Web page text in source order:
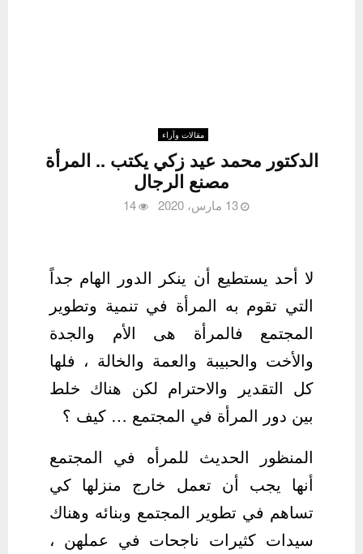
مقالات وآراء
الدكتور محمد عيد زكي يكتب .. المرأة
مصنع الرجال
13 مارس، 2020 14
لا أحد يستطيع أن ينكر الدور الهام جداً
التي تقوم به المرأة في تنمية وتطوير
المجتمع فالمرأة هى الأم والجدة
والأخت والحبيبة والعمة والخالة ، فلها
كل التقدير والاحترام لكن هناك خلط
بين دور المرأة في المجتمع … كيف ؟
المنظور الحديث للمرأه في المجتمع
أنها يجب أن تعمل خارج منزلها كي
تساهم في تطوير المجتمع وبنائه وهناك
سيدات كثيرات ناجحات في عملهن ،